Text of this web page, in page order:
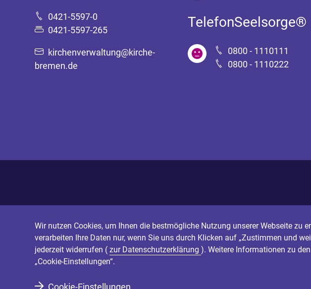
0421-5597-0
0421-5597-265
kirchenverwaltung@kirche-
bremen.de
TelefonSeelsorge®
0800 - 1110111
0800 - 1110222
Wir nutzen Cookies, um Ihnen die bestmögliche Nutzung unserer Webseite zu
verarbeiten Ihre Daten nur, wenn Sie uns durch Klicken auf „Zustimmen und
jederzeit widerrufen ( zur Datenschutzerklärung ). Weitere Informationen zu
„Cookie-Einstellungen“.
Cookie-Einstellungen